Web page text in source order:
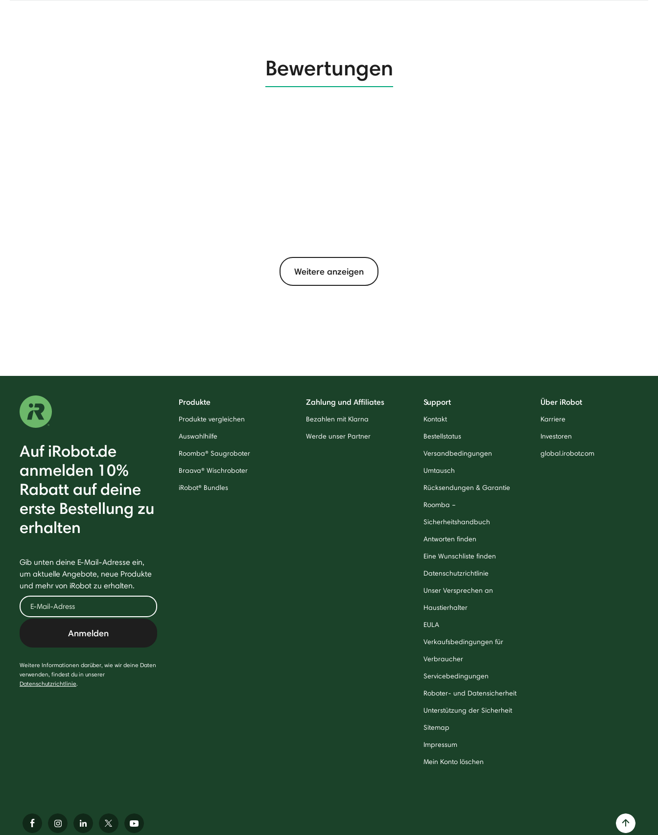
Bewertungen
Weitere anzeigen
Auf iRobot.de
anmelden 10%
Rabatt auf deine
erste Bestellung zu
erhalten
Gib unten deine E-Mail-Adresse ein,
um aktuelle Angebote, neue Produkte
und mehr von iRobot zu erhalten.
Anmelden
Weitere Informationen darüber, wie wir deine Daten
verwenden, findest du in unserer
Datenschutzrichtlinie.
Produkte
Produkte vergleichen
Auswahlhilfe
Roomba® Saugroboter
Braava® Wischroboter
iRobot® Bundles
Zahlung und Affiliates
Bezahlen mit Klarna
Werde unser Partner
Support
Kontakt
Bestellstatus
Versandbedingungen
Umtausch
Rücksendungen & Garantie
Roomba –
Sicherheitshandbuch
Antworten finden
Eine Wunschliste finden
Datenschutzrichtlinie
Unser Versprechen an
Haustierhalter
EULA
Verkaufsbedingungen für
Verbraucher
Servicebedingungen
Roboter- und Datensicherheit
Unterstützung der Sicherheit
Sitemap
Impressum
Mein Konto löschen
Über iRobot
Karriere
Investoren
global.irobot.com